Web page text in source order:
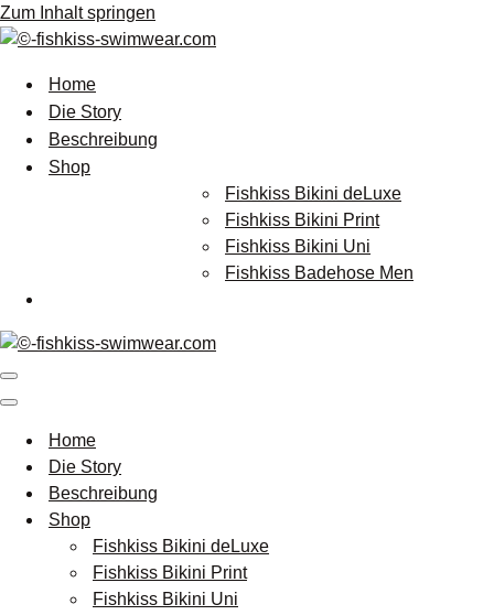
Zum Inhalt springen
Home
Die Story
Beschreibung
Shop
Fishkiss Bikini deLuxe
Fishkiss Bikini Print
Fishkiss Bikini Uni
Fishkiss Badehose Men
Navigationsmenü
Navigationsmenü
Home
Die Story
Beschreibung
Shop
Fishkiss Bikini deLuxe
Fishkiss Bikini Print
Fishkiss Bikini Uni